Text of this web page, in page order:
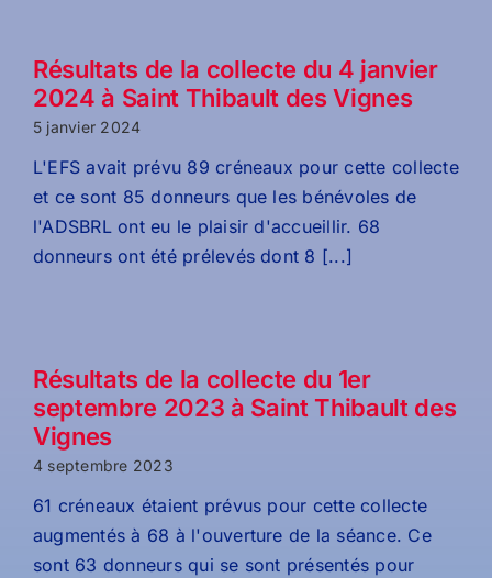
Résultats de la collecte du 4 janvier
2024 à Saint Thibault des Vignes
5 janvier 2024
L'EFS avait prévu 89 créneaux pour cette collecte
et ce sont 85 donneurs que les bénévoles de
l'ADSBRL ont eu le plaisir d'accueillir. 68
donneurs ont été prélevés dont 8 [...]
Résultats de la collecte du 1er
septembre 2023 à Saint Thibault des
Vignes
4 septembre 2023
61 créneaux étaient prévus pour cette collecte
augmentés à 68 à l'ouverture de la séance. Ce
sont 63 donneurs qui se sont présentés pour